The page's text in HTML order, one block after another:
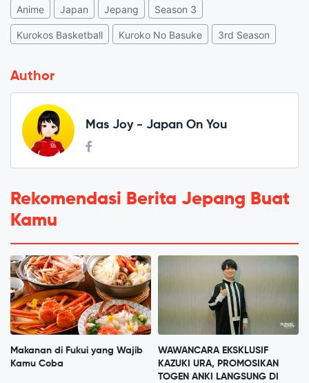
Anime Japan Jepang Season 3
Kurokos Basketball Kuroko No Basuke 3rd Season
Author
Mas Joy - Japan On You
Rekomendasi Berita Jepang Buat
Kamu
Makanan di Fukui yang Wajib
Kamu Coba
WAWANCARA EKSKLUSIF
KAZUKI URA, PROMOSIKAN
TOGEN ANKI LANGSUNG DI